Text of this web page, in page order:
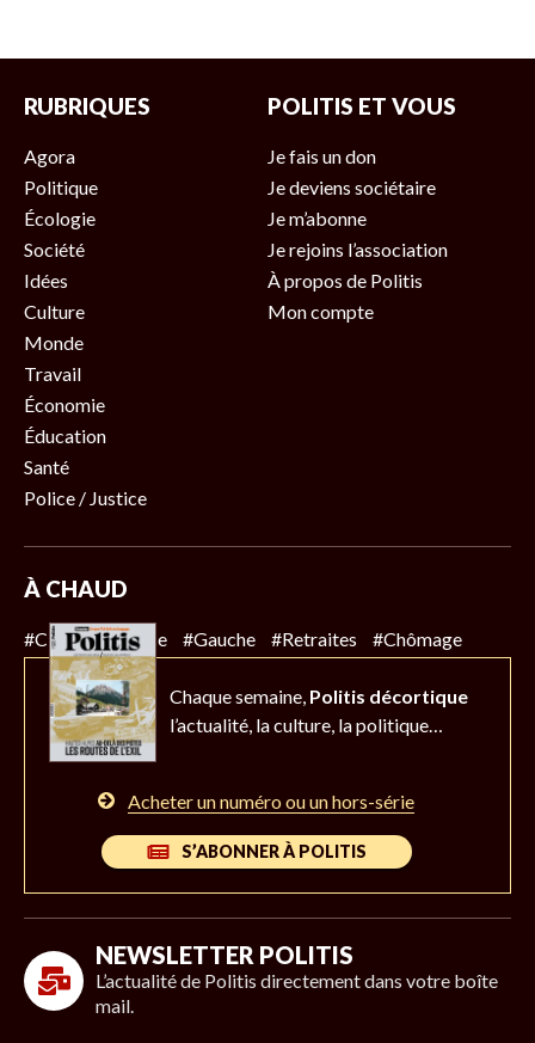
RUBRIQUES
Agora
Politique
Écologie
Société
Idées
Culture
Monde
Travail
Économie
Éducation
Santé
Police / Justice
POLITIS ET VOUS
Je fais un don
Je deviens sociétaire
Je m’abonne
Je rejoins l’association
À propos de Politis
Mon compte
À CHAUD
#Climat #Police #Gauche #Retraites #Chômage
Chaque semaine, Politis décortique
l’actualité, la culture, la politique…
Acheter un numéro ou un hors-série
S’ABONNER À POLITIS
NEWSLETTER POLITIS
L’actualité de Politis directement dans votre boîte
mail.